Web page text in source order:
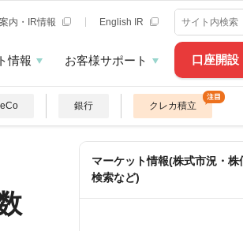
口座開設
内・IR情報 English IR
情報 お客様サポート
銀行 クレカ積立
マーケット情報(株式市況・株
検索など)